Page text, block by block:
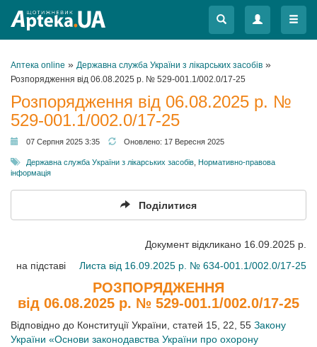
Меню
Меню
Аптека online » Державна служба України з лікарських засобів »
Розпорядження від 06.08.2025 р. № 529-001.1/002.0/17-25
Розпорядження від 06.08.2025 р. №
529-001.1/002.0/17-25
07 Серпня 2025 3:35 Оновлено: 17 Вересня 2025
Державна служба України з лікарських засобів Нормативно-правова
інформація
Поділитися
Документ відкликано 16.09.2025 р.
на підставі
Листа від 16.09.2025 р. № 634-001.1/002.0/17-25
РОЗПОРЯДЖЕННЯ
від 06.08.2025 р. № 529-001.1/002.0/17-25
Відповідно до Конституції України, статей 15, 22, 55 Закону
України «Основи законодавства України про охорону